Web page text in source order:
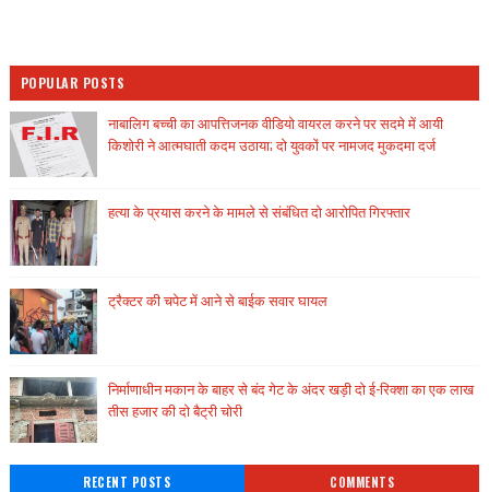
POPULAR POSTS
नाबालिग बच्ची का आपत्तिजनक वीडियो वायरल करने पर सदमे में आयी
किशोरी ने आत्मघाती कदम उठाया; दो युवकों पर नामजद मुकदमा दर्ज
हत्या के प्रयास करने के मामले से संबंधित दो आरोपित गिरफ्तार
ट्रैक्टर की चपेट में आने से बाईक सवार घायल
निर्माणाधीन मकान के बाहर से बंद गेट के अंदर खड़ी दो ई-रिक्शा का एक लाख
तीस हजार की दो बैट्री चोरी
RECENT POSTS COMMENTS